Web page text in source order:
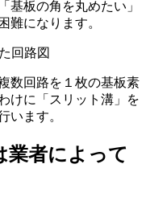
基板の角を丸めたい」
難になります。
数回路を１枚の基板素
けに「スリット溝」を
います。
業者によって